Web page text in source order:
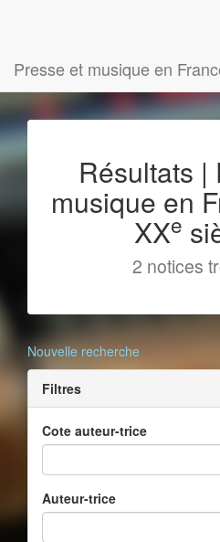
Presse et musique en
Résultats |
musique en
XXe
2 notices
Nouvelle recherche
Filtres
Cote auteur-trice
Auteur-trice